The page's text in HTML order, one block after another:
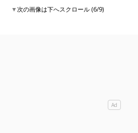
▼次の画像は下へスクロール (6/9)